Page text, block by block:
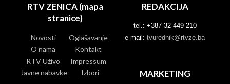
RTV ZENICA (mapa
stranice)
Novosti
Oglašavanje
O nama
Kontakt
RTV Uživo
Impressum
Javne nabavke
Izbori
REDAKCIJA
tel.: +387 32 449 210
e-mail: tvurednik@rtvze.ba
MARKETING